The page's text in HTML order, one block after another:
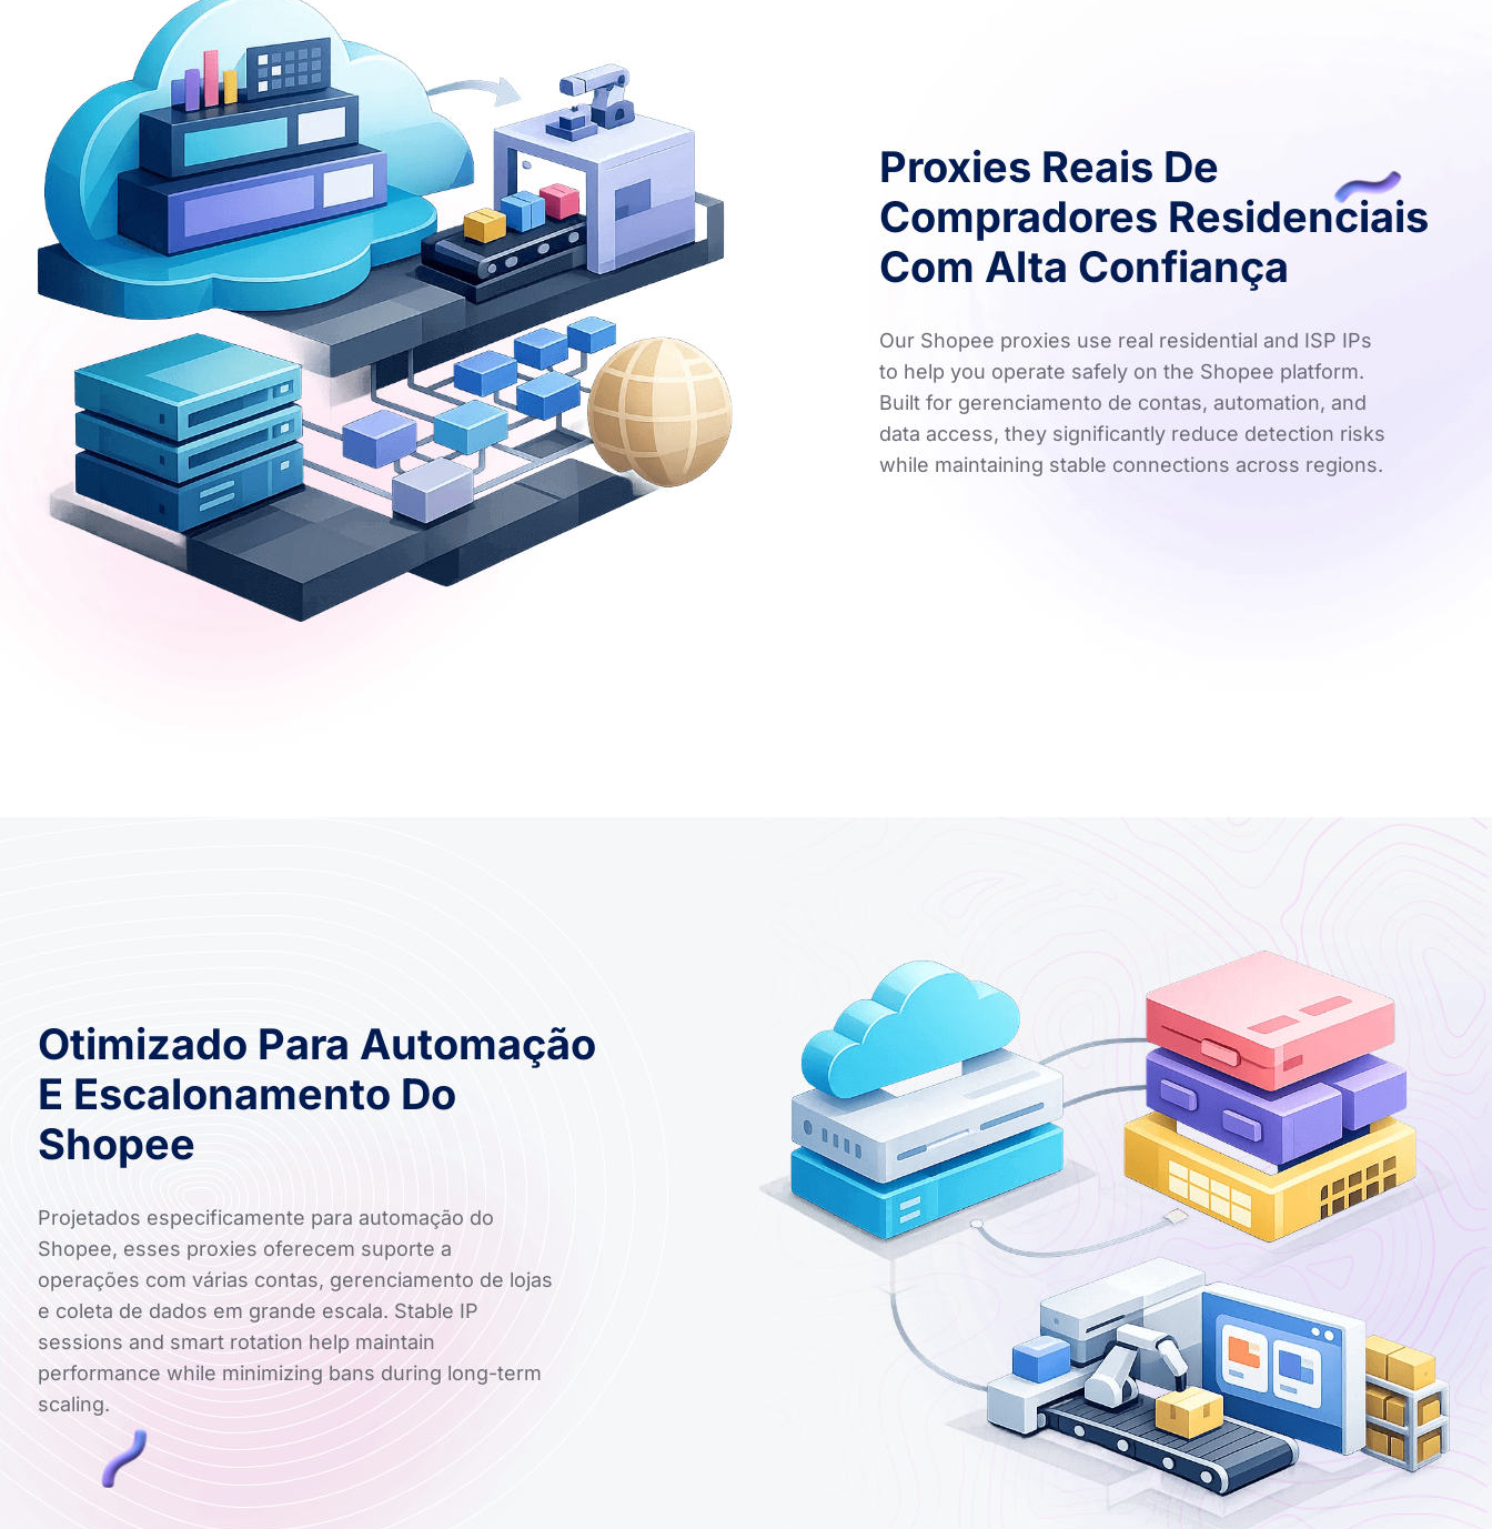
Proxies Reais De
Compradores Residenciais
Com Alta Confiança
Our Shopee proxies use real residential and ISP IPs
to help you operate safely on the Shopee platform.
Built for gerenciamento de contas, automation, and
data access, they significantly reduce detection risks
while maintaining stable connections across regions.
Otimizado Para Automação
E Escalonamento Do
Shopee
Projetados especificamente para automação do
Shopee, esses proxies oferecem suporte a
operações com várias contas, gerenciamento de lojas
e coleta de dados em grande escala. Stable IP
sessions and smart rotation help maintain
performance while minimizing bans during long-term
scaling.